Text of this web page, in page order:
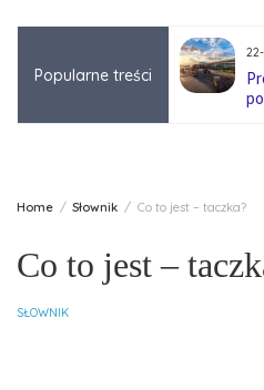
Popularne treści
pokoleniową w
Home Słownik Co to jest – taczka?
Co to jest –
SŁOWNIK